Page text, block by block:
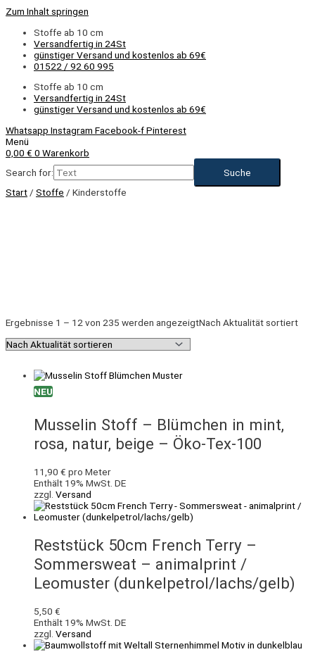
Zum Inhalt springen
Stoffe ab 10 cm
Versandfertig in 24St
günstiger Versand und kostenlos ab 69€
01522 / 92 60 995
Stoffe ab 10 cm
Versandfertig in 24St
günstiger Versand und kostenlos ab 69€
Whatsapp Instagram Facebook-fPinterest
Menü
0,00 € 0 Warenkorb
Search for:
Start / Stoffe / Kinderstoffe
Ergebnisse 1 – 12 von 235 werden angezeigtNach Aktualität sortiert
NEU
Musselin Stoff – Blümchen in mint,
rosa, natur, beige – Öko-Tex-100
11,90 € pro Meter
Enthält 19% MwSt. DE
zzgl. Versand
Reststück 50cm French Terry –
Sommersweat – animalprint /
Leomuster (dunkelpetrol/lachs/gelb)
5,50 €
Enthält 19% MwSt. DE
zzgl. Versand